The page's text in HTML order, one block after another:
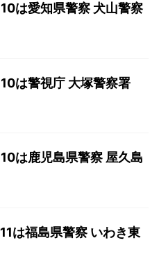
は愛知県警察 犬山警察
は警視庁 大塚警察署
は鹿児島県警察 屋久島
は福島県警察 いわき東